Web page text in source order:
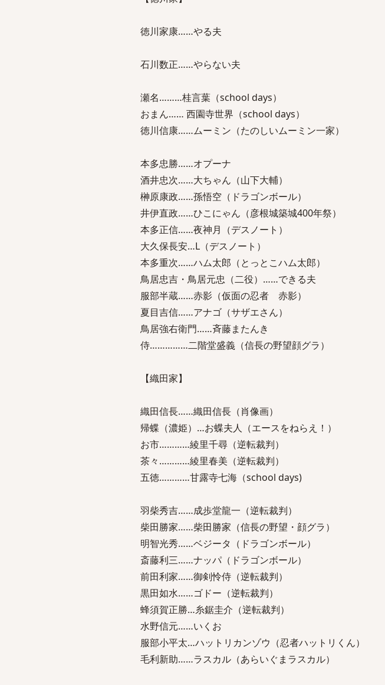
徳川家康……やる夫
石川数正……やらない夫
瀬名………桂言葉（school days）
おまん…… 西園寺世界（school days）
徳川信康……ムーミン（たのしいムーミン一家）
本多忠勝……オプーナ
酒井忠次……大ちゃん（山下大輔）
榊原康政……孫悟空（ドラゴンボール）
井伊直政……ひこにゃん（彦根城築城400年祭）
本多正信……夜神月（デスノート）
大久保長安…L（デスノート）
本多重次……ハム太郎（とっとこハム太郎）
鳥居忠吉・鳥居元忠（二役）……できる夫
服部半蔵……赤影（仮面の忍者 赤影）
夏目吉信……アナゴ（サザエさん）
鳥居強右衛門……斉藤またんき
侍……………二階堂盛義（信長の野望顔グラ）
【織田家】
織田信長……織田信長（肖像画）
帰蝶（濃姫）…お蝶夫人（エースをねらえ！）
お市…………綾里千尋（逆転裁判）
茶々…………綾里春美（逆転裁判）
五徳…………甘露寺七海（school days)
羽柴秀吉……成歩堂龍一（逆転裁判）
柴田勝家……柴田勝家（信長の野望・顔グラ）
明智光秀……ベジータ（ドラゴンボール）
斎藤利三……ナッパ（ドラゴンボール）
前田利家……御剣怜侍（逆転裁判）
黒田如水……ゴドー（逆転裁判）
蜂須賀正勝…糸鋸圭介（逆転裁判）
水野信元……いくお
服部小平太…ハットリカンゾウ（忍者ハットリくん）
毛利新助……ラスカル（あらいぐまラスカル）